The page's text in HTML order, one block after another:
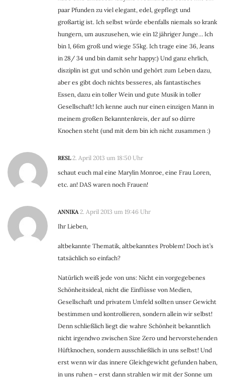
paar Pfunden zu viel elegant, edel, gepflegt und
großartig ist. Ich selbst würde ebenfalls niemals so krank
hungern, um auszusehen, wie ein 12 jähriger Junge… Ich
bin 1, 66m groß und wiege 55kg. Ich trage eine 36, Jeans
in 28/ 34 und bin damit sehr happy:) Und ganz ehrlich,
disziplin ist gut und schön und gehört zum Leben dazu,
aber es gibt doch nichts besseres, als fantastisches
Essen, dazu ein toller Wein und gute Musik in toller
Gesellschaft! Ich kenne auch nur einen einzigen Mann in
meinem großen Bekanntenkreis, der auf so dürre
Knochen steht (und mit dem bin ich nicht zusammen :)
RESL 2. April 2013 um 18:50 Uhr
schaut euch mal eine Marylin Monroe, eine Frau Loren,
etc. an! DAS waren noch Frauen!
ANNIKA 2. April 2013 um 19:46 Uhr
Ihr Lieben,
altbekannte Thematik, altbekanntes Problem! Doch ist’s
tatsächlich so einfach?
Natürlich weiß jede von uns: Nicht ein vorgegebenes
Schönheitsideal, nicht die Einflüsse von Medien,
Gesellschaft und privatem Umfeld sollten unser Gewicht
bestimmen und kontrollieren, sondern allein wir selbst!
Denn schließlich liegt die wahre Schönheit bekanntlich
nicht irgendwo zwischen Size Zero und hervorstehenden
Hüftknochen, sondern ausschließlich in uns selbst! Und
erst wenn wir das innere Gleichgewicht gefunden haben,
in uns ruhen – erst dann strahlen wir mit der Sonne um